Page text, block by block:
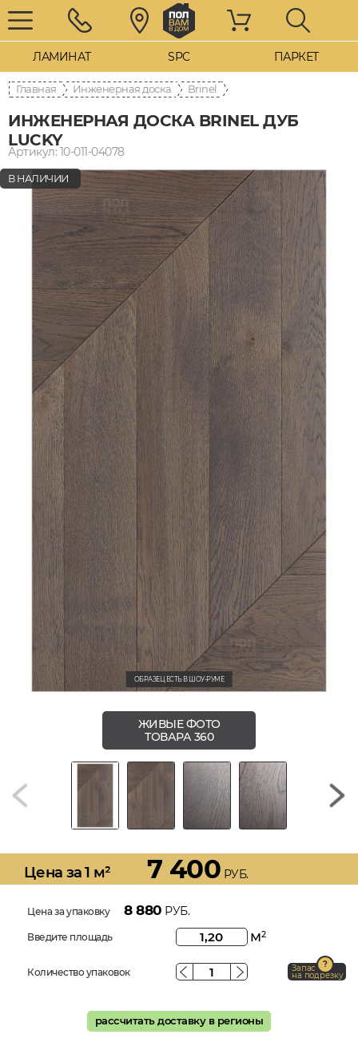
ЛАМИНАТ SPC ПАРКЕТ
Главная Инженерная доска Brinel
ИНЖЕНЕРНАЯ ДОСКА BRINEL ДУБ
LUCKY
Артикул: 10-011-04078
В НАЛИЧИИ
ОБРАЗЕЦ ЕСТЬ В ШОУ-РУМЕ
ЖИВЫЕ ФОТО
ТОВАРА 360
Цена за 1 м² 7 400 РУБ.
Цена за упаковку 8 880 РУБ.
Введите площадь м2
Количество упаковок Запас
на подрезку
рассчитать доставку в регионы